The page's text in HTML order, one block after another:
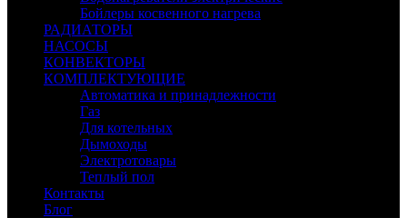
Бойлеры косвенного нагрева
РАДИАТОРЫ
НАСОСЫ
КОНВЕКТОРЫ
КОМПЛЕКТУЮЩИЕ
Автоматика и принадлежности
Газ
Для котельных
Дымоходы
Электротовары
Теплый пол
Контакты
Блог